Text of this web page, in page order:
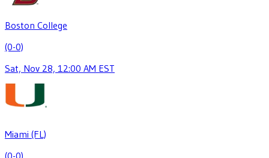
Boston College
(0-0)
Sat, Nov 28, 12:00 AM EST
Miami (FL)
(0-0)